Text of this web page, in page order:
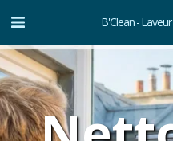
B'Clean -